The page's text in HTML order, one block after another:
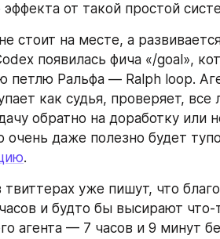
эффекта от такой простой
стоит на месте, а
появилась фича «/goal»,
петлю Ральфа — Ralph loop.
как судья, проверяет,
обратно на доработку или
очень даже полезно будет
.
твиттерах уже пишут, что
и будто бы высирают
агента — 7 часов и 9 минут